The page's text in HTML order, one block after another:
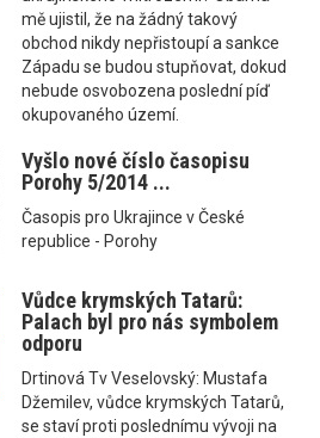
mě ujistil, že na žádný takový
obchod nikdy nepřistoupí a sankce
Západu se budou stupňovat, dokud
nebude osvobozena poslední píď
okupovaného území.
Vyšlo nové číslo časopisu
Porohy 5/2014 ...
Časopis pro Ukrajince v České
republice - Porohy
Vůdce krymských Tatarů:
Palach byl pro nás symbolem
odporu
Drtinová Tv Veselovský: Mustafa
Džemilev, vůdce krymských Tatarů,
se staví proti poslednímu vývoji na